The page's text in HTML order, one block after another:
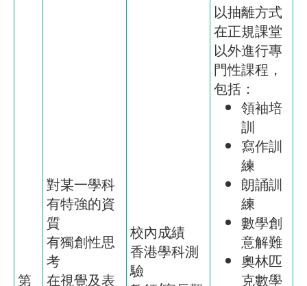
第
對某一學科
有特強的資
質
有獨創性思
考
在視覺及表
校內成績
香港學科測
驗
以抽離方式
在正規課堂
以外進行專
門性課程，
包括：
領袖培
訓
寫作訓
練
朗誦訓
練
數學創
意解難
奧林匹
克數學